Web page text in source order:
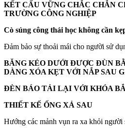
KẾT CẤU VỮNG CHẮC CHẮN
TRƯỜNG CÔNG NGHIỆP
Cò súng công thái học không cần
Đảm bảo sự thoải mái cho người sử
BĂNG KÉO DƯỚI ĐƯỢC ĐÙN
DÀNG XÓA KẸT VỚI NẮP SAU
ĐÈN BÁO TẢI LẠI VỚI KHÓA
THIẾT KẾ ỐNG XẢ SAU
Hướng các mảnh vụn ra xa khỏi người